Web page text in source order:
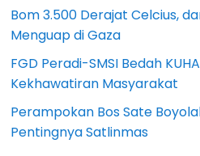
Bom 3.500 Derajat Celcius,
Menguap di Gaza
FGD Peradi-SMSI Bedah
Kekhawatiran Masyarakat
Perampokan Bos Sate
Pentingnya Satlinmas